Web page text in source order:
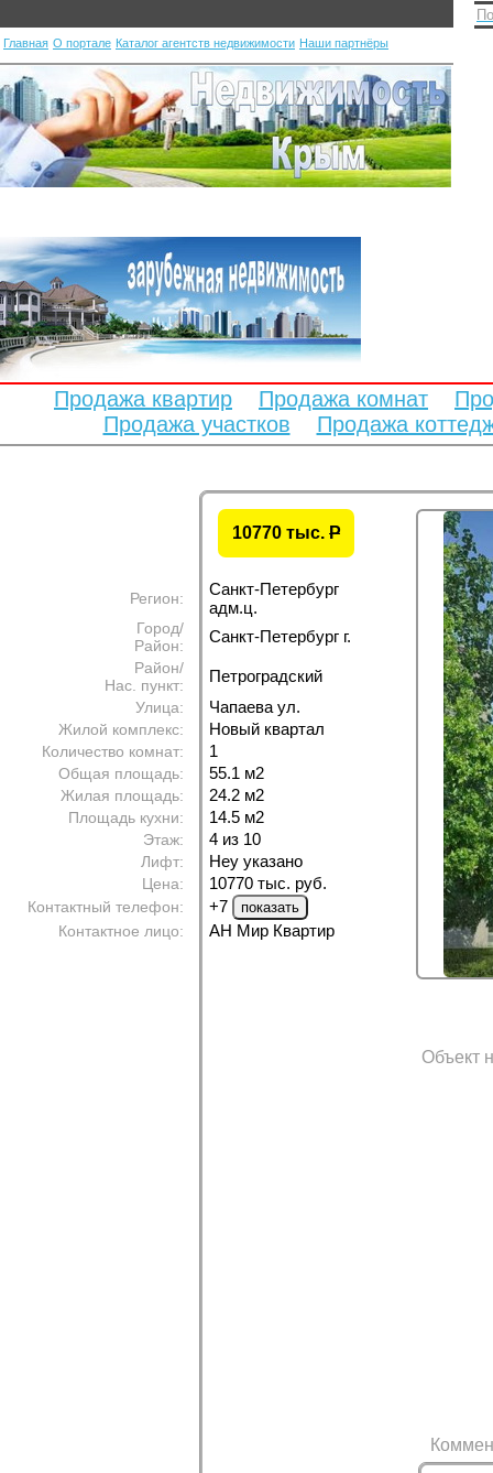
Главная О портале Каталог агентств недвижимости Наши партнёры
Продажа квартир Продажа комнат
Продажа участков
Продажа
10770 тыс. P
Регион:
Санкт-Петербург
адм.ц.
Город/
Район:
Санкт-Петербург г.
Район/
Нас. пункт:
Петроградский
Улица: Чапаева ул.
Жилой комплекс: Новый квартал
Количество комнат: 1
Общая площадь: 55.1 м2
Жилая площадь: 24.2 м2
Площадь кухни: 14.5 м2
Этаж: 4 из 10
Лифт: Неу указано
Цена: 10770 тыс. руб.
Контактный телефон: +7
Контактное лицо: АН Мир Квартир
Объект